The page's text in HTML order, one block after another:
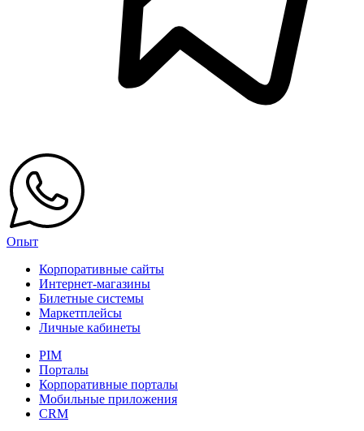
Опыт
Корпоративные сайты
Интернет-магазины
Билетные системы
Маркетплейсы
Личные кабинеты
PIM
Порталы
Корпоративные порталы
Мобильные приложения
CRM